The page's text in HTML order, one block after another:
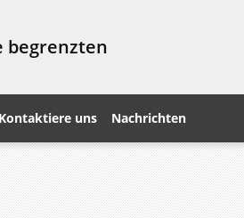
begrenzten
Kontaktiere uns Nachrichten